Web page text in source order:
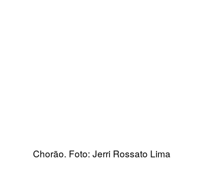
Chorão. Foto: Jerri Rossato Lima